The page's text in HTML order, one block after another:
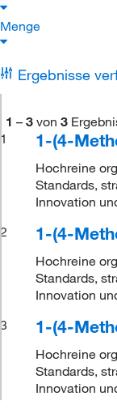
Menge
Ergebnisse
1 – 3 von 3
1
1-(4-
Hochreine
Standards,
Innovation
2
1-(4-
Hochreine
Standards,
Innovation
3
1-(4-
Hochreine
Standards,
Innovation